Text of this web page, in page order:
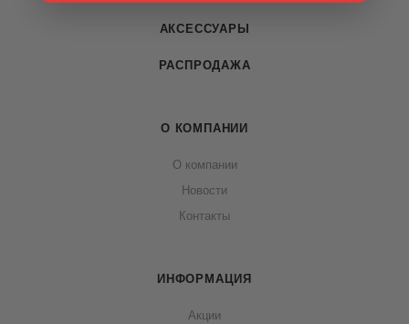
АКСЕССУАРЫ
РАСПРОДАЖА
О КОМПАНИИ
О компании
Новости
Контакты
ИНФОРМАЦИЯ
Акции